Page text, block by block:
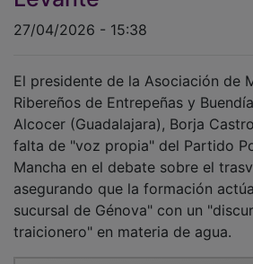
Ribereños de Entrepeñas y
Alcocer (Guadalajara), Borja
falta de "voz propia" del Partido
Mancha en el debate sobre el
asegurando que la formación
sucursal de Génova" con un
traicionero" en materia de agua.